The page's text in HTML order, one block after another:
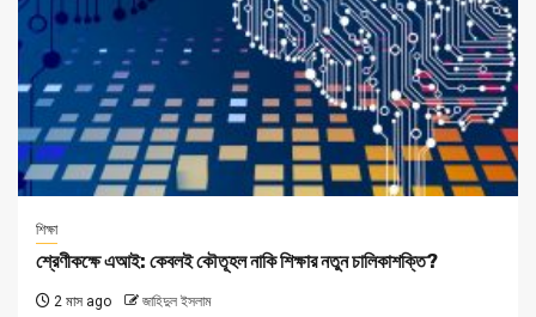
শিক্ষা
শ্রেণীকক্ষে এআই: কেবলই কৌতূহল নাকি শিক্ষার নতুন চালিকাশক্তি?
2 মাস ago জাহিদুল ইসলাম